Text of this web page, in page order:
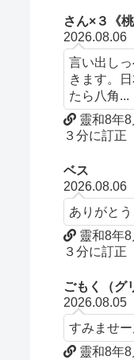
さん×３《桃
2026.08.06
言い出し
きます。
たら八角...
靈和8年
３分に訂
ベス
2026.08.06
ありがと
靈和8年
３分に訂
ごもく（グ
2026.08.05
すみませ
靈和8年